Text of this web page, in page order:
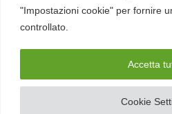
"Impostazioni cookie" per fornire
controllato.
Cookie
Accetta
English
Ultime CVE critiche
2026 – REDHOTCYBER Srl. Tutti i